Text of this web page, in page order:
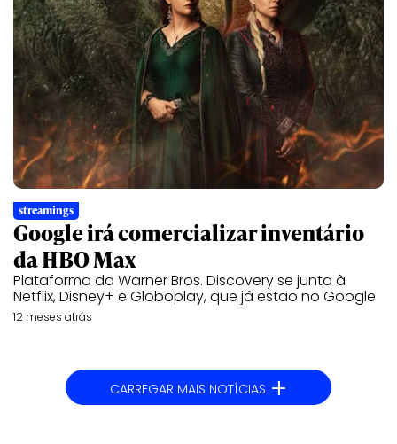
streamings
Google irá comercializar inventário
da HBO Max
Plataforma da Warner Bros. Discovery se junta à
Netflix, Disney+ e Globoplay, que já estão no Google
12 meses atrás
CARREGAR MAIS NOTÍCIAS +